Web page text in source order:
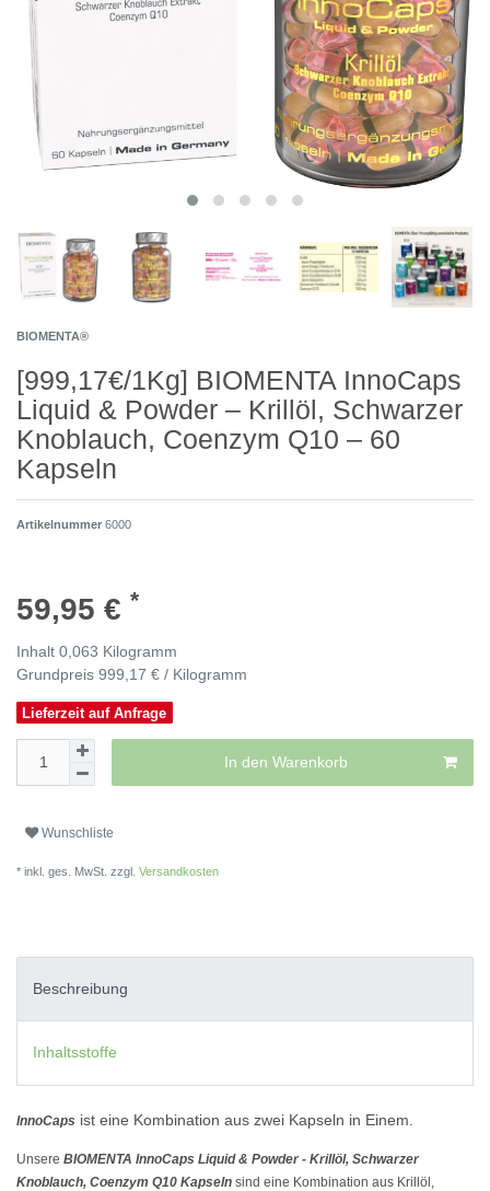
BIOMENTA®
[999,17€/1Kg] BIOMENTA InnoCaps
Liquid & Powder – Krillöl, Schwarzer
Knoblauch, Coenzym Q10 – 60
Kapseln
Artikelnummer 6000
59,95 € *
Inhalt 0,063 Kilogramm
Grundpreis 999,17 € / Kilogramm
Lieferzeit auf Anfrage
In den Warenkorb
Wunschliste
* inkl. ges. MwSt. zzgl. Versandkosten
Beschreibung
Inhaltsstoffe
InnoCaps ist eine Kombination aus zwei Kapseln in Einem.
Unsere BIOMENTA InnoCaps Liquid & Powder - Krillöl, Schwarzer
Knoblauch, Coenzym Q10 Kapseln sind eine Kombination aus Krillöl,